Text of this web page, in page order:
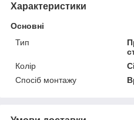
Характеристики
Основні
Тип
Колір
Спосіб монтажу